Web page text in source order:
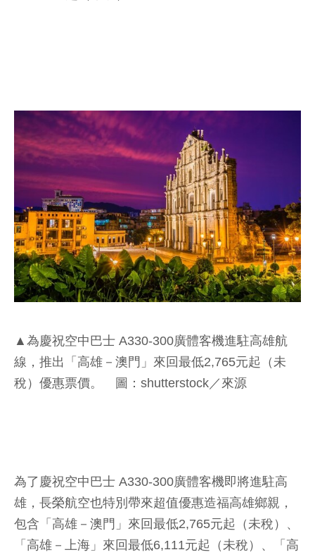
▲為慶祝空中巴士 A330-300廣體客機進駐高雄航
線，推出「高雄－澳門」來回最低2,765元起（未
稅）優惠票價。 圖：shutterstock／來源
為了慶祝空中巴士 A330-300廣體客機即將進駐高
雄，長榮航空也特別帶來超值優惠造福高雄鄉親，
包含「高雄－澳門」來回最低2,765元起（未稅）、
「高雄－上海」來回最低6,111元起（未稅）、「高